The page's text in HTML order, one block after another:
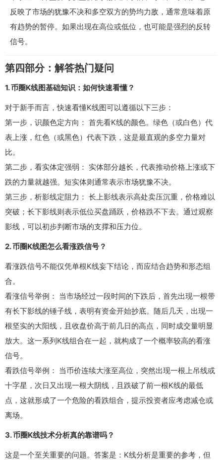
反映了市场的犹豫不决和多空双方的势均力敌，通常意味着原
有趋势的暂停。如果出现在高位或低位，也可能是强烈的反转
信号。
第四部分：解答热门疑问
1. 币圈K线图基础知识：如何快速看懂？
对于新手而言，快速看懂K线图可以遵循以下三步：
第一步，识颜色定方向： 首先看K线的颜色。绿色（或白色）代
表上涨，红色（或黑色）代表下跌，这是最直观的多空力量对
比。
第二步，看实体定强弱： 实体部分越长，代表推动价格上涨或下
跌的力量就越强。短实体则通常表示市场犹豫不决。
第三步，析影线定阻力： 长上影线表示高处卖压沉重，价格难以
突破；长下影线则表示低位买盘踊跃，价格跌不下去。通过观察
影线，可以初步判断市场的支撑和压力位。
2. 币圈K线图怎么看涨跌信号？
看涨跌信号不能仅凭单根K线妄下结论，而应结合趋势和形态组
合。
看涨信号举例： 当市场经过一段时间的下跌后，首先出现一根带
有长下影线的锤子线，表明有资金开始抄底。随后几天，出现一
根坚实的大阳线，且收盘价高于前几日的高点，同时成交量明显
放大。这一系列K线组合在一起，就构成了一个概率较高的看涨
信号。
看跌信号举例： 当币价连续大涨至高位，突然出现一根上吊线或
十字星，次日又出现一根大阴线，且跌破了前一根K线的最低
点，这就形成了一个危险的看跌组合，提示投资者应考虑减仓或
离场。
3. 币圈K线技术分析真的靠谱吗？
这是一个至关重要的问题。答案是：K线分析是重要的参考，但